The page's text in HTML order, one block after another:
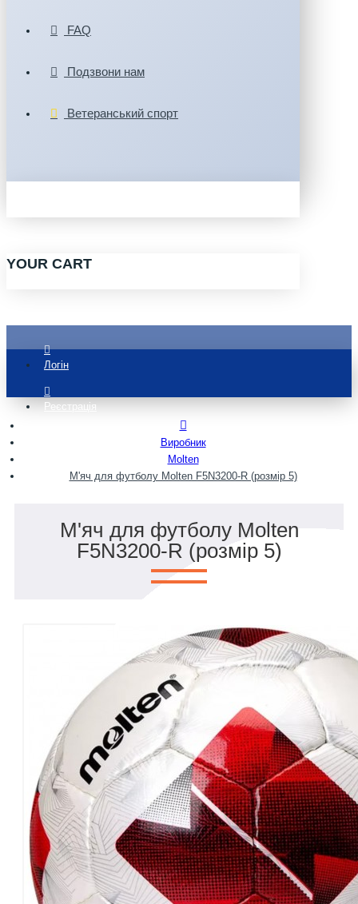
FAQ
Подзвони нам
Ветеранський спорт
YOUR CART
Логін
Реєстрація
Виробник
Molten
М'яч для футболу Molten F5N3200-R (розмір 5)
М'яч для футболу Molten
F5N3200-R (розмір 5)